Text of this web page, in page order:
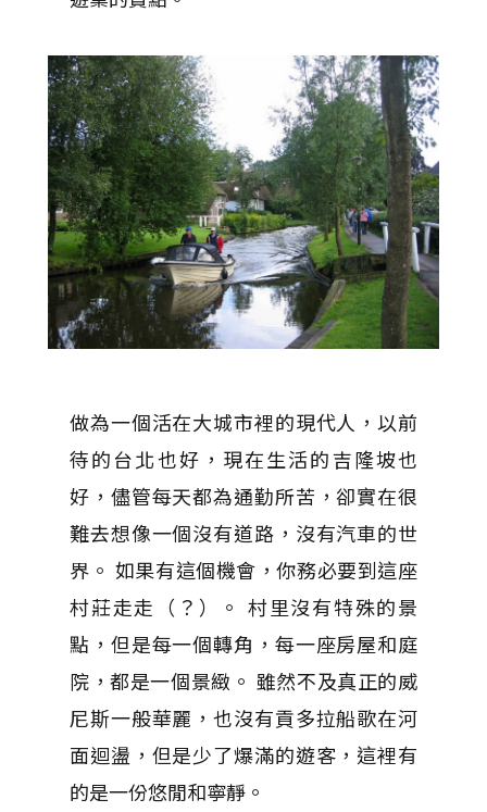
做為一個活在大城市裡的現代人，以前
待的台北也好，現在生活的吉隆坡也
好，儘管每天都為通勤所苦，卻實在很
難去想像一個沒有道路，沒有汽車的世
界。 如果有這個機會，你務必要到這座
村莊走走（？）。 村里沒有特殊的景
點，但是每一個轉角，每一座房屋和庭
院，都是一個景緻。 雖然不及真正的威
尼斯一般華麗，也沒有貢多拉船歌在河
面迴盪，但是少了爆滿的遊客，這裡有
的是一份悠閒和寧靜。